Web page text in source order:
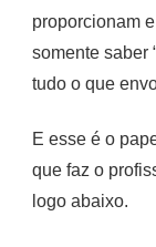
proporcionam
somente saber
tudo o que
E esse é o
que faz o
logo abaixo.